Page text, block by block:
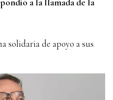
a la llamada de la
solidaria de apoyo a sus